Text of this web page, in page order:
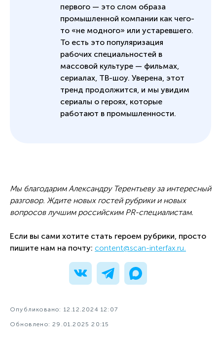
первого — это слом образа
промышленной компании как чего-
то «не модного» или устаревшего.
То есть это популяризация
рабочих специальностей в
массовой культуре — фильмах,
сериалах, ТВ-шоу. Уверена, этот
тренд продолжится, и мы увидим
сериалы о героях, которые
работают в промышленности.
Мы благодарим Александру Терентьеву за интересный
разговор. Ждите новых гостей рубрики и новых
вопросов лучшим российским PR-специалистам.
Если вы сами хотите стать героем рубрики, просто
пишите нам на почту: content@scan-interfax.ru.
Опубликовано: 12.12.2024 12:07
Обновлено: 29.01.2025 20:15